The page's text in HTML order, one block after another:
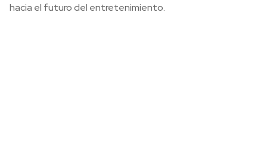
hacia el futuro del entretenimiento.